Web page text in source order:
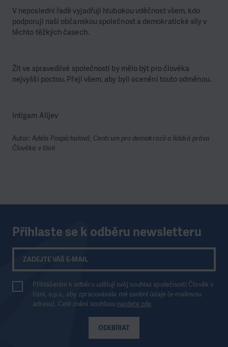
V neposlední řadě vyjadřuji hlubokou vděčnost všem, kdo
podporují naši občanskou společnost a demokratické síly v
těchto těžkých časech.
Žít ve spravedlivé společnosti by mělo být pro člověka
nejvyšší poctou. Přeji všem, aby byli oceněni touto odměnou.
Intigam Alijev
Autor: Adéla Pospíchalová, Centrum pro demokracii a lidská práva
Člověka v tísni
Přihlaste se k odběru newsletteru
ODEBÍRAT
Přihlášením k odběru uděluji svůj souhlas společnosti Člověk v
tísni, o.p.s., aby zpracovávala mé osobní údaje (e-mailovou
adresu). Celé znění souhlasu najdete zde.